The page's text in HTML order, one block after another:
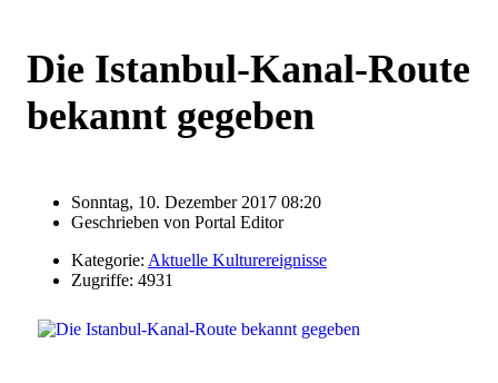
Die Istanbul-Kanal-Route
bekannt gegeben
Sonntag, 10. Dezember 2017 08:20
Geschrieben von Portal Editor
Kategorie: Aktuelle Kulturereignisse
Zugriffe: 4931